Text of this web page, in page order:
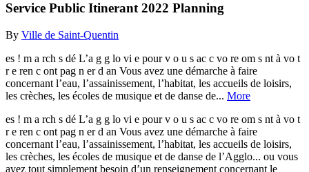
Service Public Itinerant 2022 Planning
By Ville de Saint-Quentin
es ! m a rch s dé L’a g g lo vi e pour v o u s ac c vo re om s nt à vo t
r e ren c ont pag n er d an Vous avez une démarche à faire
concernant l’eau, l’assainissement, l’habitat, les accueils de loisirs,
les crèches, les écoles de musique et de danse de... More
es ! m a rch s dé L’a g g lo vi e pour v o u s ac c vo re om s nt à vo t
r e ren c ont pag n er d an Vous avez une démarche à faire
concernant l’eau, l’assainissement, l’habitat, les accueils de loisirs,
les crèches, les écoles de musique et de danse de l’Agglo... ou vous
avez tout simplement besoin d’un renseignement concernant le